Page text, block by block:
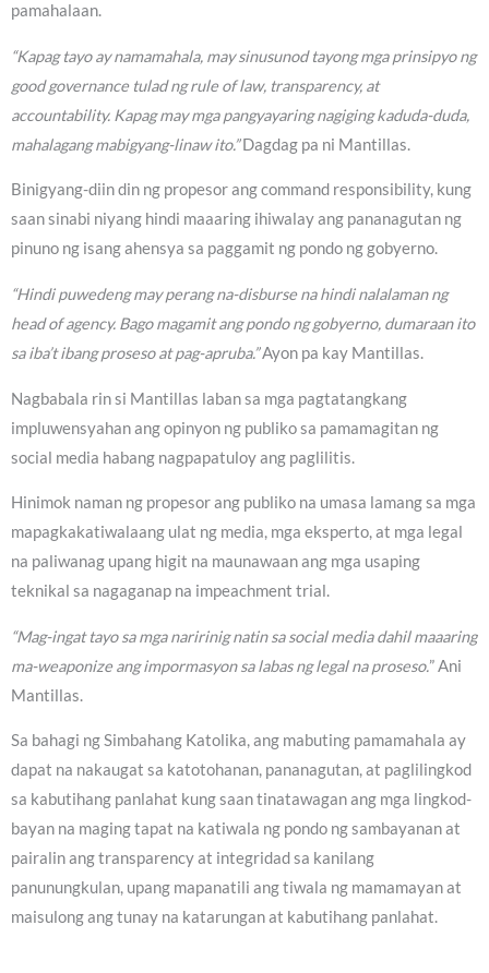
pamahalaan.
“Kapag tayo ay namamahala, may sinusunod tayong mga prinsipyo ng
good governance tulad ng rule of law, transparency, at
accountability. Kapag may mga pangyayaring nagiging kaduda-duda,
mahalagang mabigyang-linaw ito.”Dagdag pa ni Mantillas.
Binigyang-diin din ng propesor ang command responsibility, kung
saan sinabi niyang hindi maaaring ihiwalay ang pananagutan ng
pinuno ng isang ahensya sa paggamit ng pondo ng gobyerno.
“Hindi puwedeng may perang na-disburse na hindi nalalaman ng
head of agency. Bago magamit ang pondo ng gobyerno, dumaraan ito
sa iba’t ibang proseso at pag-apruba.”Ayon pa kay Mantillas.
Nagbabala rin si Mantillas laban sa mga pagtatangkang
impluwensyahan ang opinyon ng publiko sa pamamagitan ng
social media habang nagpapatuloy ang paglilitis.
Hinimok naman ng propesor ang publiko na umasa lamang sa mga
mapagkakatiwalaang ulat ng media, mga eksperto, at mga legal
na paliwanag upang higit na maunawaan ang mga usaping
teknikal sa nagaganap na impeachment trial.
“Mag-ingat tayo sa mga naririnig natin sa social media dahil maaaring
ma-weaponize ang impormasyon sa labas ng legal na proseso.” Ani
Mantillas.
Sa bahagi ng Simbahang Katolika, ang mabuting pamamahala ay
dapat na nakaugat sa katotohanan, pananagutan, at paglilingkod
sa kabutihang panlahat kung saan tinatawagan ang mga lingkod-
bayan na maging tapat na katiwala ng pondo ng sambayanan at
pairalin ang transparency at integridad sa kanilang
panunungkulan, upang mapanatili ang tiwala ng mamamayan at
maisulong ang tunay na katarungan at kabutihang panlahat.